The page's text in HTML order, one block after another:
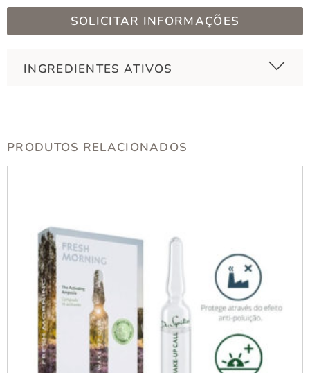
SOLICITAR INFORMAÇÕES
INGREDIENTES ATIVOS
PRODUTOS RELACIONADOS